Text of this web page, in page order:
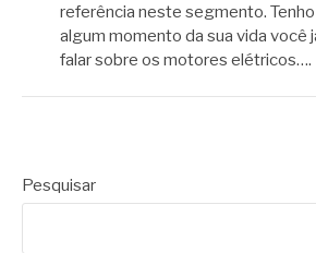
referência neste segmento.
algum momento da sua vida você
falar sobre os motores elétricos….
Pesquisar